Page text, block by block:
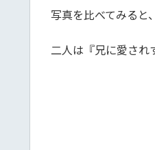
写真を比べてみると
二人は『兄に愛され